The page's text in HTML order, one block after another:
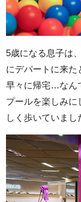
5歳になる息子は
にデパートに来た
早々に帰宅…なん
プールを楽しみに
しく歩いていまし